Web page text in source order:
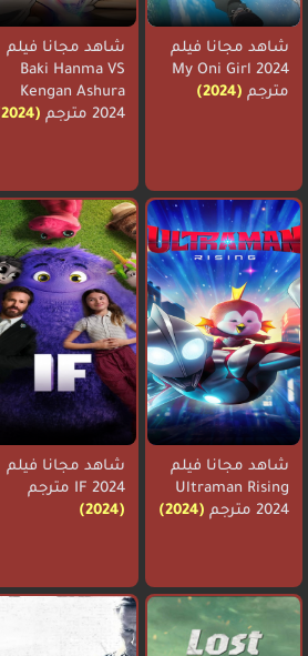
شاهد مجانا فيلم
My Oni Girl 2024
مترجم (2024)
شاهد مجانا فيلم
Baki Hanma VS
Kengan Ashura
2024 مترجم
(2024)
شاهد مجانا فيلم
Ultraman Rising
2024 مترجم
(2024)
شاهد مجانا فيلم
IF 2024 مترجم
(2024)